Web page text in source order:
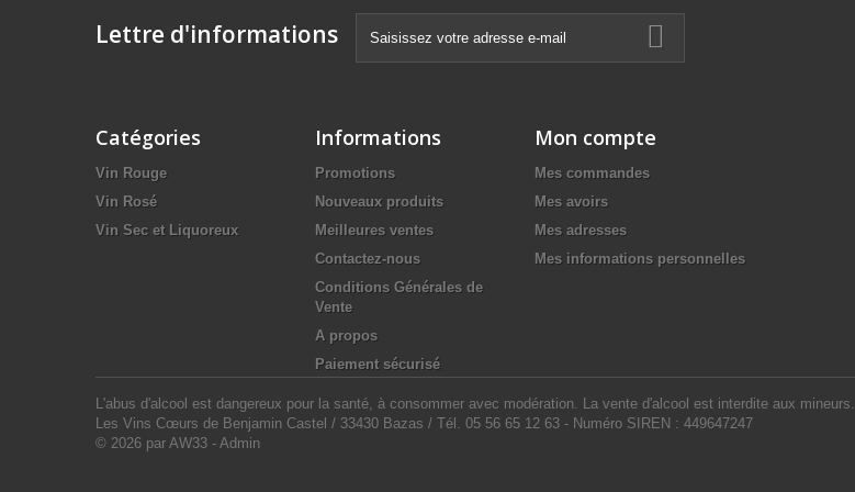
Lettre d'informations
Catégories
Vin Rouge
Vin Rosé
Vin Sec et Liquoreux
Informations
Promotions
Nouveaux produits
Meilleures ventes
Contactez-nous
Conditions Générales de
Vente
A propos
Paiement sécurisé
L'abus d'alcool est dangereux pour la santé, à consommer avec modération. La vente d'alcool est interdite aux mineurs.
Les Vins Cœurs de Benjamin Castel / 33430 Bazas / Tél. 05 56 65 12 63 - Numéro SIREN : 449647247
© 2026 par AW33 - Admin
Mon compte
Mes commandes
Mes avoirs
Mes adresses
Mes informations personnelles